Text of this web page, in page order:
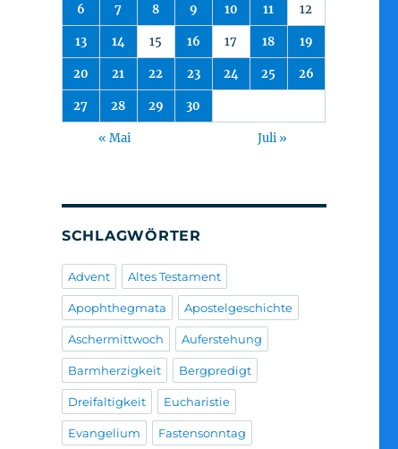
6 7 8 9 10 11 12
13 14 15 16 17 18 19
20 21 22 23 24 25 26
27 28 29 30
« Mai Juli »
SCHLAGWÖRTER
Advent Altes Testament
Apophthegmata Apostelgeschichte
Aschermittwoch Auferstehung
Barmherzigkeit Bergpredigt
Dreifaltigkeit Eucharistie
Evangelium Fastensonntag